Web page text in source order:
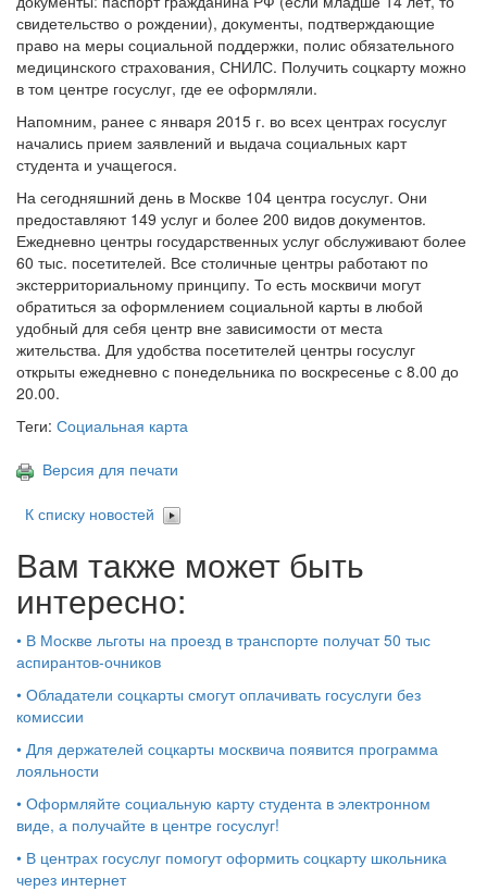
свидетельство о рождении), документы, подтверждающие
право на меры социальной поддержки, полис обязательного
медицинского страхования, СНИЛС. Получить соцкарту можно
в том центре госуслуг, где ее оформляли.
Напомним, ранее с января 2015 г. во всех центрах госуслуг
начались прием заявлений и выдача социальных карт
студента и учащегося.
На сегодняшний день в Москве 104 центра госуслуг. Они
предоставляют 149 услуг и более 200 видов документов.
Ежедневно центры государственных услуг обслуживают более
60 тыс. посетителей. Все столичные центры работают по
экстерриториальному принципу. То есть москвичи могут
обратиться за оформлением социальной карты в любой
удобный для себя центр вне зависимости от места
жительства. Для удобства посетителей центры госуслуг
открыты ежедневно с понедельника по воскресенье с 8.00 до
20.00.
Теги: Социальная карта
Версия для печати
К списку новостей
Вам также может быть
интересно:
• В Москве льготы на проезд в транспорте получат 50 тыс
аспирантов-очников
• Обладатели соцкарты смогут оплачивать госуслуги без
комиссии
• Для держателей соцкарты москвича появится программа
лояльности
• Оформляйте социальную карту студента в электронном
виде, а получайте в центре госуслуг!
• В центрах госуслуг помогут оформить соцкарту школьника
через интернет